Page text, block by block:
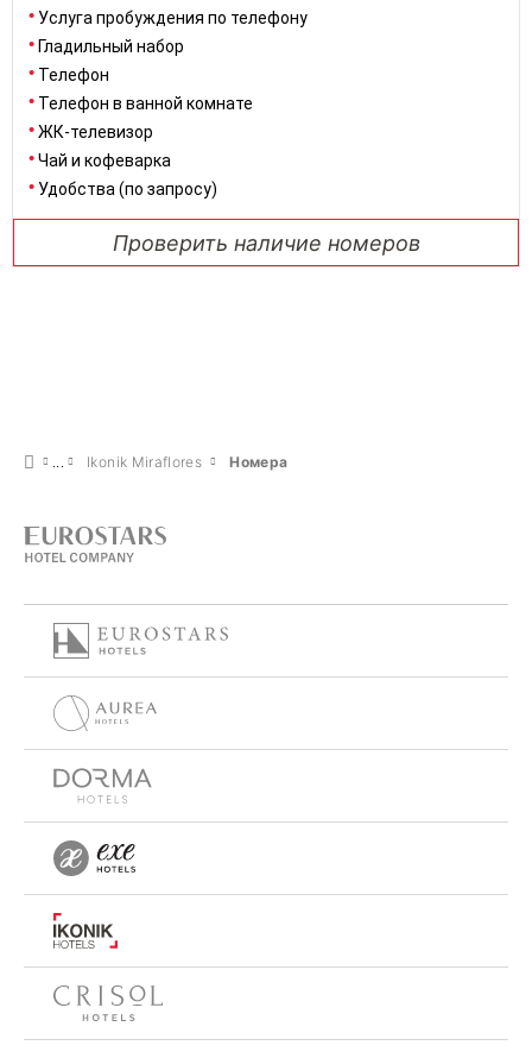
Услуга пробуждения по телефону
Гладильный набор
Телефон
Телефон в ванной комнате
ЖК-телевизор
Чай и кофеварка
Удобства (по запросу)
Проверить наличие номеров
Ikonik Miraflores Номера